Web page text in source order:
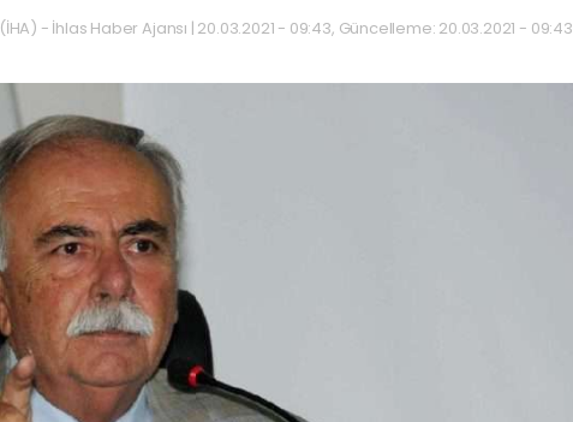
(İHA) - İhlas Haber Ajansı | 20.03.2021 - 09:43, Güncelleme: 20.03.2021 - 09:43